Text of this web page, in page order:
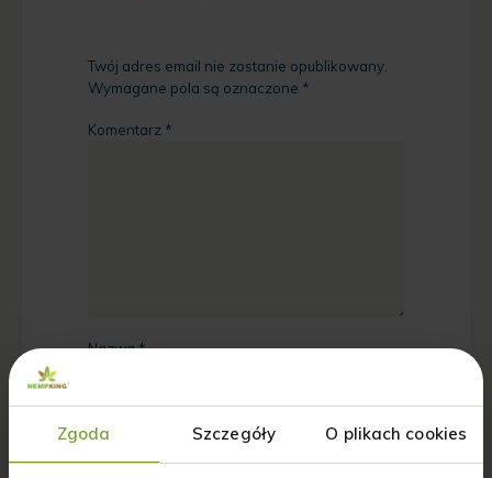
Zgoda Szczegóły O plikach cookies
Twój adres email nie zostanie opublikowany.
Wymagane pola są oznaczone *
Komentarz *
Nazwa*
Adres email